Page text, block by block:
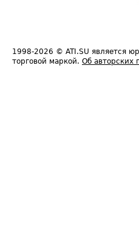
1998-2026 © ATI.SU является
торговой маркой. Об авторских